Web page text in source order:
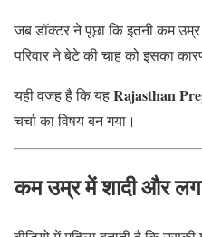
जब डॉक्टर ने पूछा कि इतनी कम उम्र
परिवार ने बेटे की चाह को इसका
यही वजह है कि यहRajasthan
चर्चा का विषय बन गया।
कम उम्र में शादी और